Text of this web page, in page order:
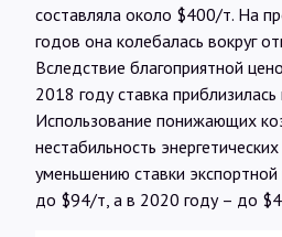
составляла около $400/т. На
годов она колебалась вокруг
Вследствие благоприятной
2018 году ставка
Использование понижающих
нестабильность
уменьшению ставки
до $94/т, а в 2020 году – до